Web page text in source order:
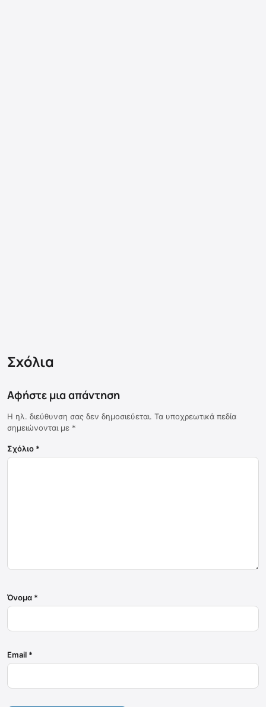
Σχόλια
Αφήστε μια απάντηση
Η ηλ. διεύθυνση σας δεν δημοσιεύεται. Τα υποχρεωτικά πεδία
σημειώνονται με *
Σχόλιο *
Όνομα *
Email *